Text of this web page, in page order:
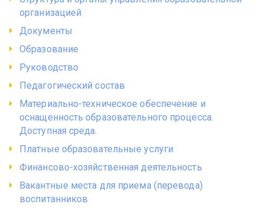
организацией
Документы
Образование
Руководство
Педагогический состав
Материально-техническое обеспечение и
оснащенность образовательного процесса.
Доступная среда.
Платные образовательные услуги
Финансово-хозяйственная деятельность
Вакантные места для приема (перевода)
воспитанников